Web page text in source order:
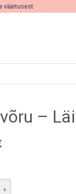
väärtusest
–
+